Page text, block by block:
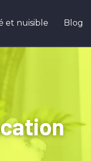
et nuisible Blog